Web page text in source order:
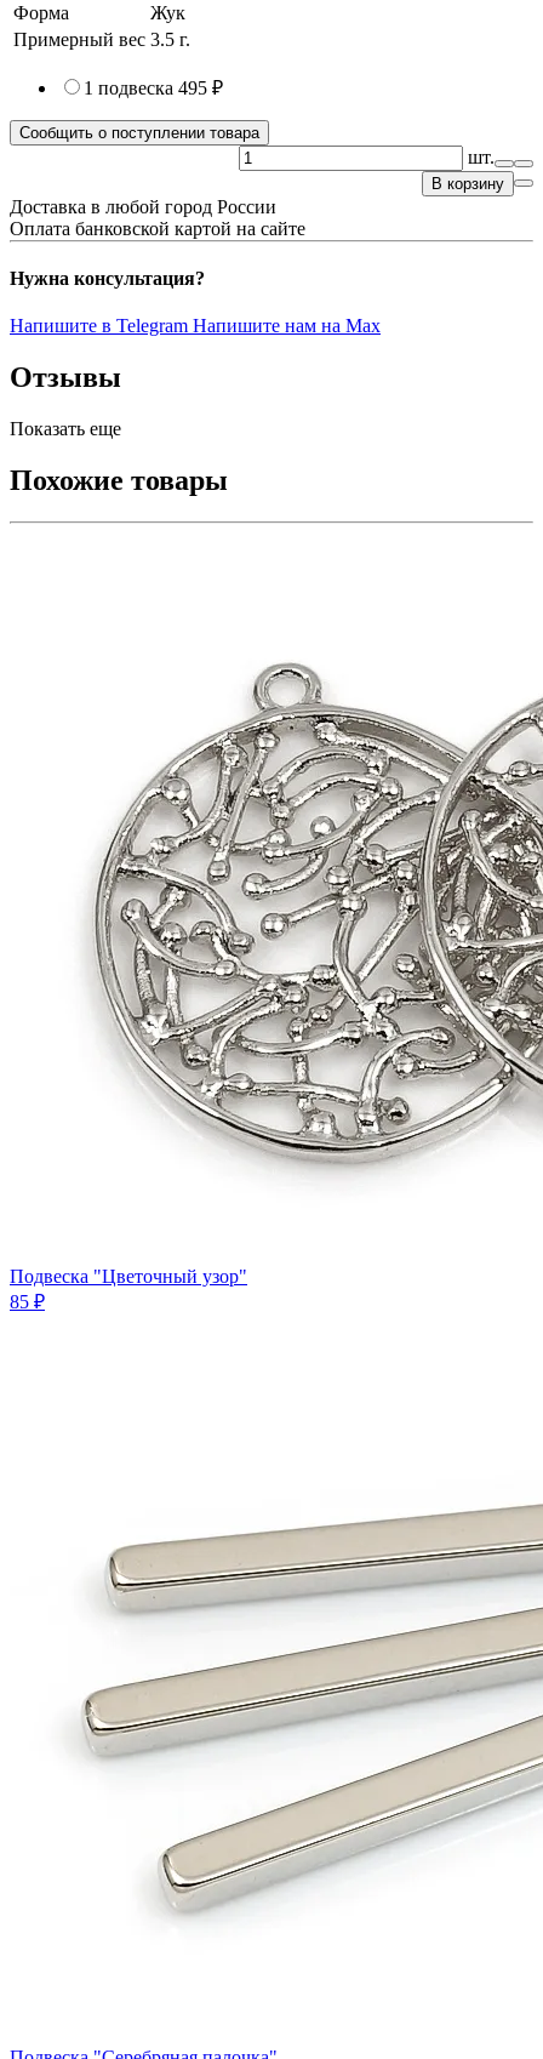
Форма
Жук
Примерный вес 3.5 г.
1 подвеска 495 ₽
Сообщить о поступлении товара
шт.
В корзину
Доставка в любой город России
Оплата банковской картой на сайте
Нужна консультация?
Напишите в Telegram Напишите нам на Max
Отзывы
Показать еще
Похожие товары
Подвеска "Цветочный узор"
85 ₽